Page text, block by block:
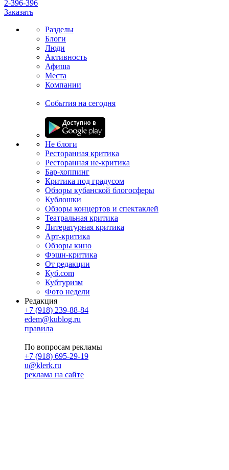
2-396-396
Заказать
Разделы
Блоги
Люди
Активность
Афиша
Места
Компании
События на сегодня
Не блоги
Ресторанная критика
Ресторанная не-критика
Бар-хоппинг
Критика под градусом
Обзоры кубанской блогосферы
Кублошки
Обзоры концертов и спектаклей
Театральная критика
Литературная критика
Арт-критика
Обзоры кино
Фэшн-критика
От редакции
Куб.com
Кубтуризм
Фото недели
Редакция
+7 (918) 239-88-84
edem@kublog.ru
правила
По вопросам рекламы
+7 (918) 695-29-19
u@klerk.ru
реклама на сайте